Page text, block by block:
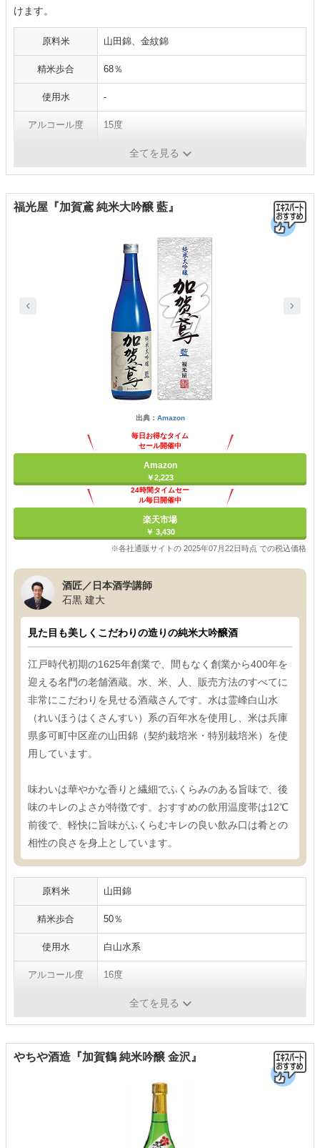
けます。
原料米 山田錦、金紋錦
精米歩合 68％
使用水 -
アルコール度 15度
1800ml全てを見る
福光屋『加賀鳶 純米大吟醸 藍』
出典： Amazon
毎日お得なタイム
セール開催中
Amazon
￥2,223
24時間タイムセー
ル毎日開催中
楽天市場
￥ 3,430
※各社通販サイトの 2025年07月22日時点 での税込価格
酒匠／日本酒学講師
石黒 建大
見た目も美しくこだわりの造りの純米大吟醸酒
江戸時代初期の1625年創業で、間もなく創業から400年を
迎える名門の老舗酒蔵。水、米、人、販売方法のすべてに
非常にこだわりを見せる酒蔵さんです。水は霊峰白山水
（れいほうはくさんすい）系の百年水を使用し、米は兵庫
県多可町中区産の山田錦（契約栽培米・特別栽培米）を使
用しています。
味わいは華やかな香りと繊細でふくらみのある旨味で、後
味のキレのよさが特徴です。おすすめの飲用温度帯は12℃
前後で、軽快に旨味がふくらむキレの良い飲み口は肴との
相性の良さを身上としています。
原料米 山田錦
精米歩合 50％
使用水 白山水系
アルコール度 16度
全てを見る
やちや酒造『加賀鶴 純米吟醸 金沢』